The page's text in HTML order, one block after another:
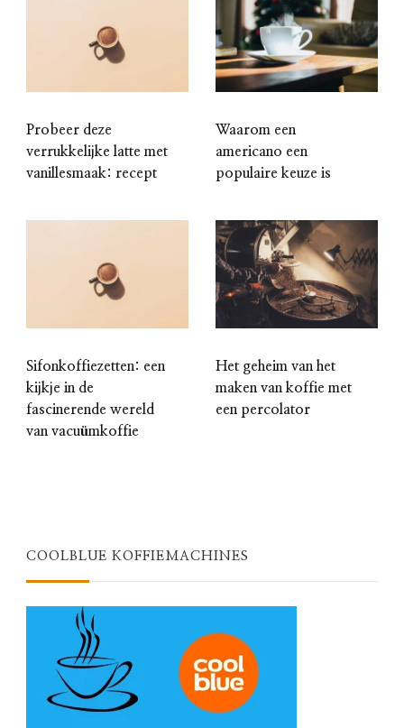
Probeer deze
verrukkelijke latte met
vanillesmaak: recept
Waarom een
americano een
populaire keuze is
Sifonkoffiezetten: een
kijkje in de
fascinerende wereld
van vacuümkoffie
Het geheim van het
maken van koffie met
een percolator
COOLBLUE KOFFIEMACHINES